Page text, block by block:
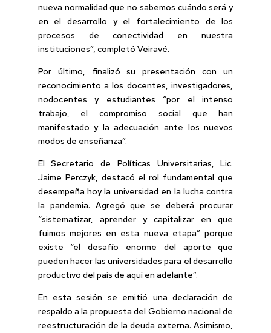
nueva normalidad que no sabemos cuándo será y
en el desarrollo y el fortalecimiento de los
procesos de conectividad en nuestra
instituciones”, completó Veiravé.
Por último, finalizó su presentación con un
reconocimiento a los docentes, investigadores,
nodocentes y estudiantes “por el intenso
trabajo, el compromiso social que han
manifestado y la adecuación ante los nuevos
modos de enseñanza”.
El Secretario de Políticas Universitarias, Lic.
Jaime Perczyk, destacó el rol fundamental que
desempeña hoy la universidad en la lucha contra
la pandemia. Agregó que se deberá procurar
“sistematizar, aprender y capitalizar en que
fuimos mejores en esta nueva etapa” porque
existe “el desafío enorme del aporte que
pueden hacer las universidades para el desarrollo
productivo del país de aquí en adelante”.
En esta sesión se emitió una declaración de
respaldo a la propuesta del Gobierno nacional de
reestructuración de la deuda externa. Asimismo,